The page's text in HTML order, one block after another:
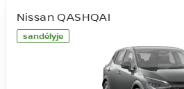
sandėlyje
Nissan QASHQAI